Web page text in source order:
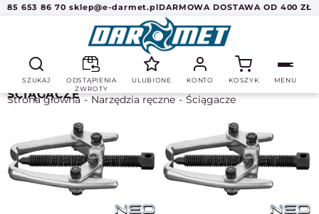
85 653 86 70 sklep@e-darmet.plDARMOWA DOSTAWA OD 400 ZŁ
SZUKAJ
ODSTĄPIENIA
ZWROTY
ULUBIONE KONTO KOSZYK MENU
Strona główna Narzędzia ręczne Ściągacze
ŚCIĄGACZE